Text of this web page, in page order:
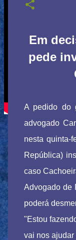
Em
pede
A pedido do
advogado
nesta quinta-
República)
caso
Advogado de
poderá
"Estou
vai nos ajudar